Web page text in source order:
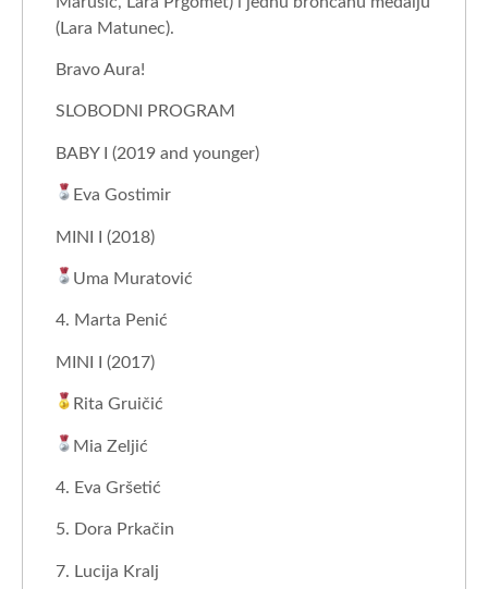
(Lara Matunec).
Bravo Aura!
SLOBODNI PROGRAM
BABY I (2019 and younger)
Eva Gostimir
MINI I (2018)
Uma Muratović
4. Marta Penić
MINI I (2017)
Rita Gruičić
Mia Zeljić
4. Eva Gršetić
5. Dora Prkačin
7. Lucija Kralj